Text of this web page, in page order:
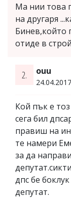
Ма нии това
на другаря
Бинев,който
отиде в
2. ouu
Кой пък е
сега бил
правиш на
те намери
за да
дпс бе
депутат.